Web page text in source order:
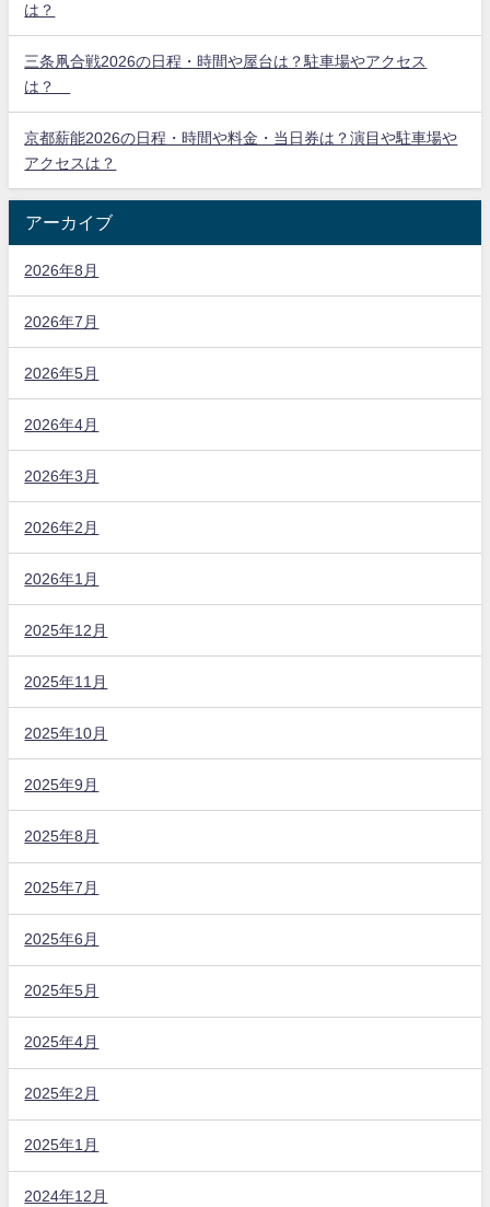
は？
三条凧合戦2026の日程・時間や屋台は？駐車場やアクセス
は？
京都薪能2026の日程・時間や料金・当日券は？演目や駐車場や
アクセスは？
アーカイブ
2026年8月
2026年7月
2026年5月
2026年4月
2026年3月
2026年2月
2026年1月
2025年12月
2025年11月
2025年10月
2025年9月
2025年8月
2025年7月
2025年6月
2025年5月
2025年4月
2025年2月
2025年1月
2024年12月